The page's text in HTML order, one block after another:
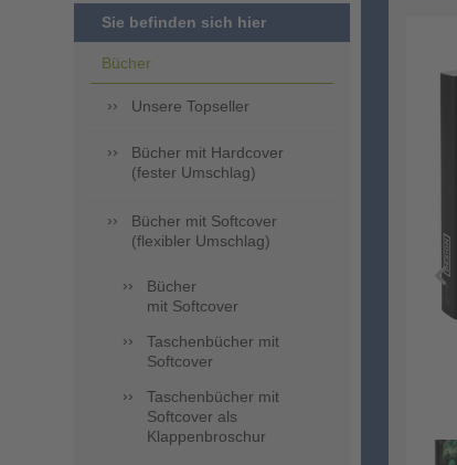
Sie befinden sich hier
Bücher
Unsere Topseller
Bücher mit Hardcover
(fester Umschlag)
Bücher mit Softcover
(flexibler Umschlag)
Bücher
mit Softcover
Taschenbücher mit
Softcover
Taschenbücher mit
Softcover als
Klappenbroschur